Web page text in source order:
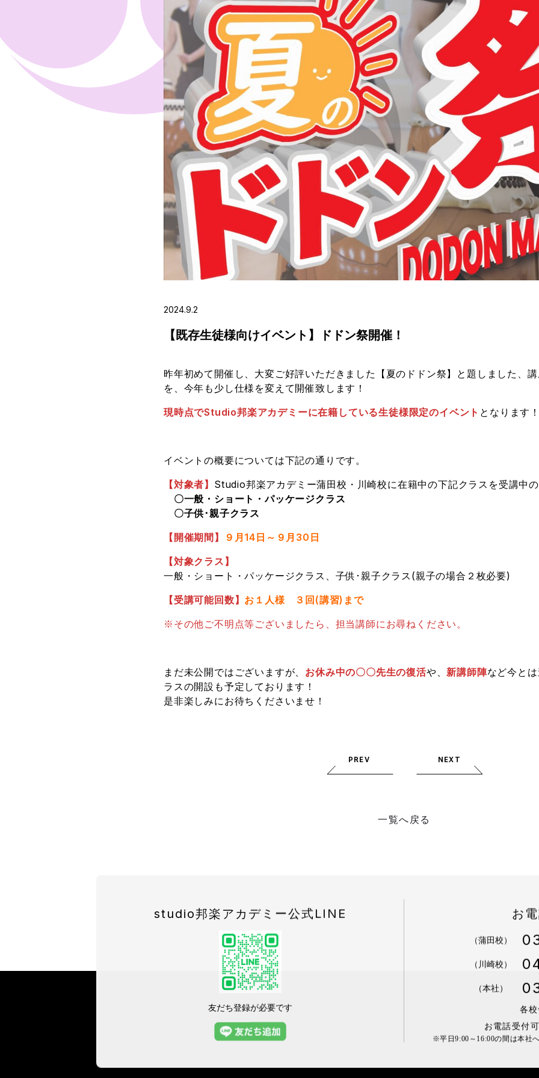
2024.9.2
【既存生徒様向けイベント】ドドン祭開催！
昨年初めて開催し、大変ご好評いただきました【夏のドドン祭】と題しました、
を、今年も少し仕様を変えて開催致します！
現時点でStudio邦楽アカデミーに在籍している生徒様限定のイベント となります！
イベントの概要については下記の通りです。
【対象者】 Studio邦楽アカデミー蒲田校・川崎校に在籍中の下記クラスを受講中
〇一般・ショート・パッケージクラス
〇子供･親子クラス
【開催期間】
９月14日～９月30日
【対象クラス】
一般・ショート・パッケージクラス、子供･親子クラス(親子の場合２枚必要)
【受講可能回数】 お１人様 ３回(講習)まで
※その他ご不明点等ございましたら、担当講師にお尋ねください。
まだ未公開ではございますが、 お休み中の〇〇先生の復活や、新講師陣など今と
ラスの開設も予定しております！
是非楽しみにお待ちくださいませ！
PREV NEXT
一覧へ戻る
studio邦楽アカデミー公式LINE
友だち登録が必要です
お
（蒲田校）
（川崎校）
（本社）
各
お電話受付
※平日9:00～16:00の間は本社